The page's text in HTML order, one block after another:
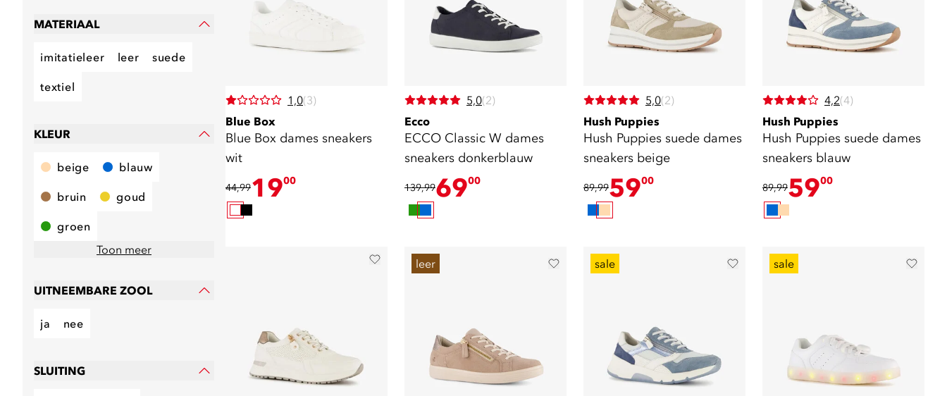
MATERIAAL
imitatieleer leer suede
textiel
KLEUR
beige blauw
bruin goud
groen
Toon meer
UITNEEMBARE ZOOL
ja nee
SLUITING
1,0(3)
Blue Box
Blue Box dames sneakers
wit
44,991900
5,0(2)
Ecco
ECCO Classic W dames
sneakers donkerblauw
139,996900
5,0(2)
Hush Puppies
Hush Puppies suede dames
sneakers beige
89,995900
4,2(4)
Hush Puppies
Hush Puppies suede dames
sneakers blauw
89,995900
leer sale sale